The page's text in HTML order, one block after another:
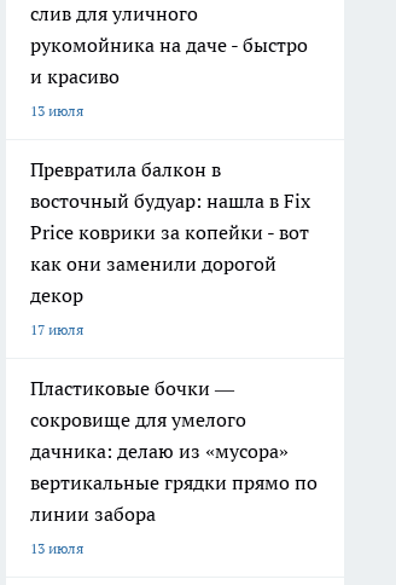
слив для уличного
рукомойника на даче - быстро
и красиво
13 июля
Превратила балкон в
восточный будуар: нашла в Fix
Price коврики за копейки - вот
как они заменили дорогой
декор
17 июля
Пластиковые бочки —
сокровище для умелого
дачника: делаю из «мусора»
вертикальные грядки прямо по
линии забора
13 июля